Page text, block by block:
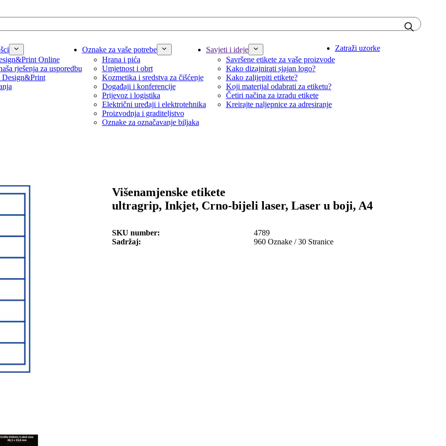
Online
rješenja za usporedbu
Design&Print
Oznake za vaše potrebe
Hrana i pića
Umjetnost i obrt
Kozmetika i sredstva za čišćenje
Događaji i konferencije
Prijevoz i logistika
Električni uređaji i elektrotehnika
Proizvodnja i graditeljstvo
Oznake za označavanje biljaka
Savjeti i ideje
Savršene etikete za vaše proizvode
Kako dizajnirati sjajan logo?
Kako zalijepiti etikete?
Koji materijal odabrati za etiketu?
Četiri načina za izradu etikete
Kreirajte naljepnice za adresiranje
Zatraži uzorke
Višenamjenske etikete
ultragrip, Inkjet, Crno-bijeli laser, Laser u boji, A4
SKU number
4789
Sadržaj
960 Oznake / 30 Stranice